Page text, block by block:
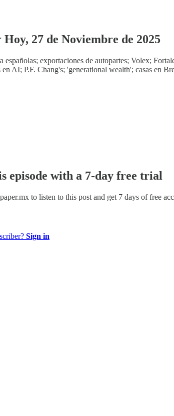
27 de Noviembre de 2025
españolas; exportaciones de autopartes; Volex;
en AI; P.F. Chang's; 'generational wealth'; casas en
episode with a 7-day free trial
to listen to this post and get 7 days of free
Sign in